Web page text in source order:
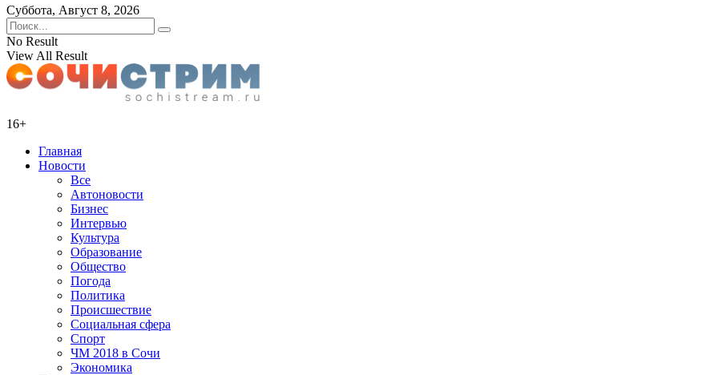
Суббота, Август 8, 2026
No Result
View All Result
16+
Главная
Новости
Все
Автоновости
Бизнес
Интервью
Культура
Образование
Общество
Погода
Политика
Происшествие
Социальная сфера
Спорт
ЧМ 2018 в Сочи
Экономика